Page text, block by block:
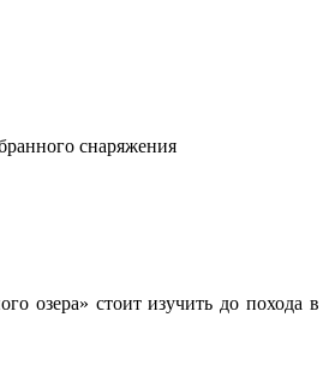
снаряжения
озера» стоит изучить до похода в